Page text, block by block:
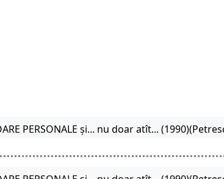
PERSONALE și... nu doar atît...